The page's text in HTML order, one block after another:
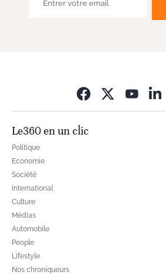
Le360 en un clic
Politique
Economie
Société
International
Culture
Médias
Automobile
People
Lifestyle
Nos chroniqueurs